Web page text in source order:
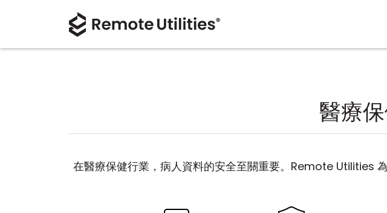
醫療
在醫療保健行業，病人資料的安全至關重要。Remote Utilities